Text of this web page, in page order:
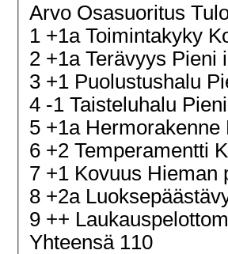
Arvo Osasuoritus
1 +1a Toimintakyky
2 +1a Terävyys
3 +1 Puolustushalu
4 -1 Taisteluhalu
5 +1a
6 +2 Temperamentti
7 +1 Kovuus Hieman
8 +2a
9 ++
Yhteensä 110